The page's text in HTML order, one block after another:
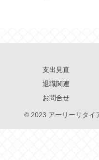
支出見直
退職関連
お問合せ
© 2023 アーリーリタイ